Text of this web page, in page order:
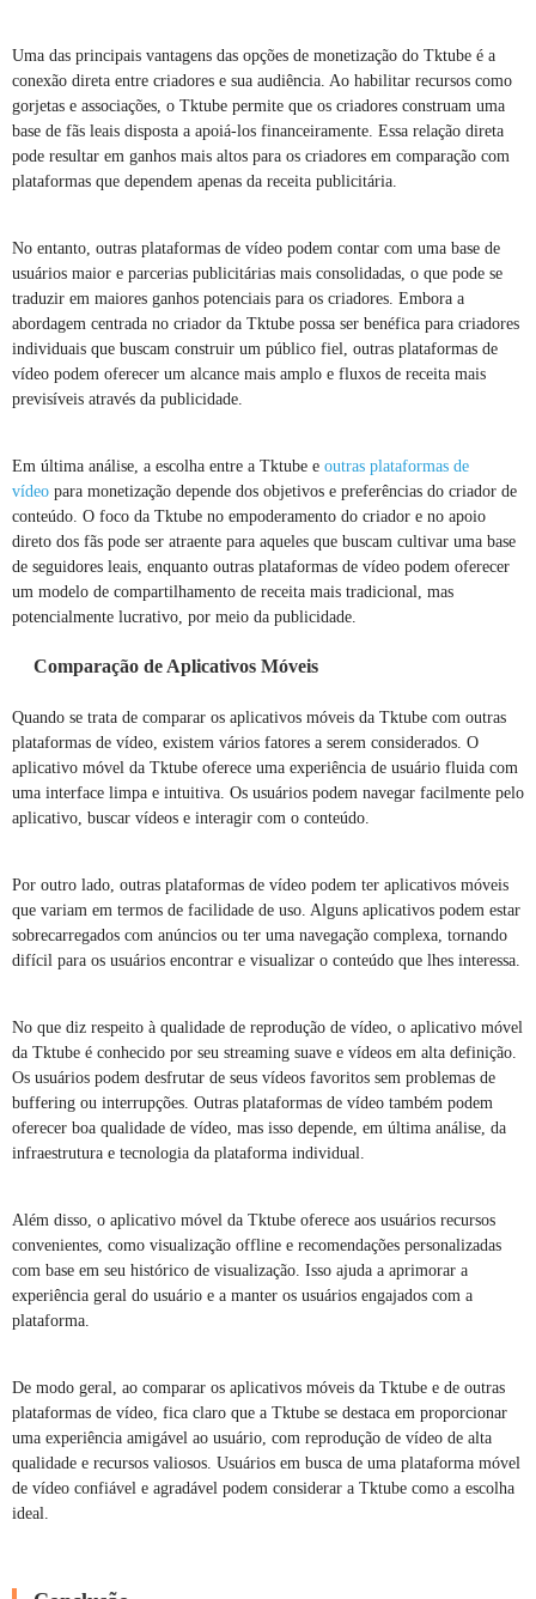
Uma das principais vantagens das opções de monetização do Tktube é a
conexão direta entre criadores e sua audiência. Ao habilitar recursos como
gorjetas e associações, o Tktube permite que os criadores construam uma
base de fãs leais disposta a apoiá-los financeiramente. Essa relação direta
pode resultar em ganhos mais altos para os criadores em comparação com
plataformas que dependem apenas da receita publicitária.
No entanto, outras plataformas de vídeo podem contar com uma base de
usuários maior e parcerias publicitárias mais consolidadas, o que pode se
traduzir em maiores ganhos potenciais para os criadores. Embora a
abordagem centrada no criador da Tktube possa ser benéfica para criadores
individuais que buscam construir um público fiel, outras plataformas de
vídeo podem oferecer um alcance mais amplo e fluxos de receita mais
previsíveis através da publicidade.
Em última análise, a escolha entre a Tktube e outras plataformas de
vídeo para monetização depende dos objetivos e preferências do criador de
conteúdo. O foco da Tktube no empoderamento do criador e no apoio
direto dos fãs pode ser atraente para aqueles que buscam cultivar uma base
de seguidores leais, enquanto outras plataformas de vídeo podem oferecer
um modelo de compartilhamento de receita mais tradicional, mas
potencialmente lucrativo, por meio da publicidade.
Comparação de Aplicativos Móveis
Quando se trata de comparar os aplicativos móveis da Tktube com outras
plataformas de vídeo, existem vários fatores a serem considerados. O
aplicativo móvel da Tktube oferece uma experiência de usuário fluida com
uma interface limpa e intuitiva. Os usuários podem navegar facilmente pelo
aplicativo, buscar vídeos e interagir com o conteúdo.
Por outro lado, outras plataformas de vídeo podem ter aplicativos móveis
que variam em termos de facilidade de uso. Alguns aplicativos podem estar
sobrecarregados com anúncios ou ter uma navegação complexa, tornando
difícil para os usuários encontrar e visualizar o conteúdo que lhes interessa.
No que diz respeito à qualidade de reprodução de vídeo, o aplicativo móvel
da Tktube é conhecido por seu streaming suave e vídeos em alta definição.
Os usuários podem desfrutar de seus vídeos favoritos sem problemas de
buffering ou interrupções. Outras plataformas de vídeo também podem
oferecer boa qualidade de vídeo, mas isso depende, em última análise, da
infraestrutura e tecnologia da plataforma individual.
Além disso, o aplicativo móvel da Tktube oferece aos usuários recursos
convenientes, como visualização offline e recomendações personalizadas
com base em seu histórico de visualização. Isso ajuda a aprimorar a
experiência geral do usuário e a manter os usuários engajados com a
plataforma.
De modo geral, ao comparar os aplicativos móveis da Tktube e de outras
plataformas de vídeo, fica claro que a Tktube se destaca em proporcionar
uma experiência amigável ao usuário, com reprodução de vídeo de alta
qualidade e recursos valiosos. Usuários em busca de uma plataforma móvel
de vídeo confiável e agradável podem considerar a Tktube como a escolha
ideal.